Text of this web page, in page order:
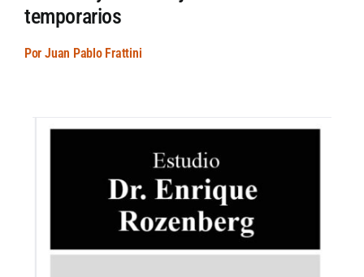
temporarios
Por Juan Pablo Frattini